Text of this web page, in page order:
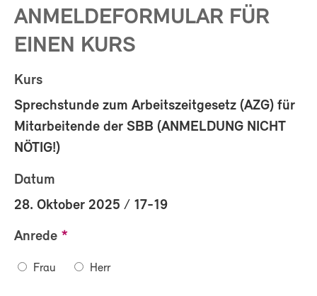
ANMELDEFORMULAR FÜR
EINEN KURS
Kurs
Sprechstunde zum Arbeitszeitgesetz (AZG) für
Mitarbeitende der SBB (ANMELDUNG NICHT
NÖTIG!)
Datum
28. Oktober 2025 / 17-19
Anrede
Frau Herr